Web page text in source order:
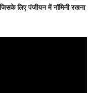
लिए पंजीयन में नॉमिनी रखना